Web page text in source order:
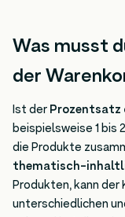
Was musst
der
Ist derProzentsatz
beispielsweise 1 bis
die Produkte
thematisch-
Produkten, kann der
unterschiedlichen